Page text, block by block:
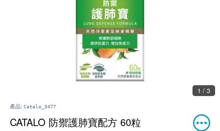
1 / 3
產品: Catalo_3477
CATALO 防禦護肺寶配方 60粒